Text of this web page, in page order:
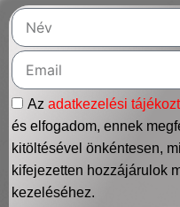
Az adatkezelési
és elfogadom, ennek
kitöltésével önkéntesen,
kifejezetten hozzájárulok
kezeléséhez.